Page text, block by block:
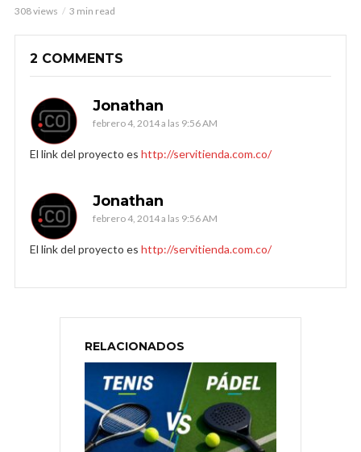
308 views 3 min read
2 COMMENTS
Jonathan
febrero 4, 2014 a las 9:56 AM
El link del proyecto es http://servitienda.com.co/
Jonathan
febrero 4, 2014 a las 9:56 AM
El link del proyecto es http://servitienda.com.co/
RELACIONADOS